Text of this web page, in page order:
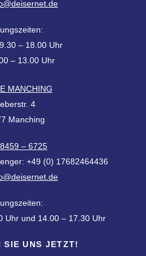
– 18.00 Uhr
– 13.00 Uhr
MANCHING
4
Manching
– 6725
+49 (0) 17682464436
Uhr und 14.00 – 17.30 Uhr
SIE UNS JETZT!